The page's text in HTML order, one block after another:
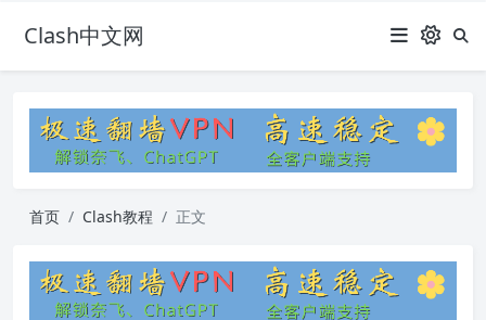
Clash中文网
首页 Clash教程 正文